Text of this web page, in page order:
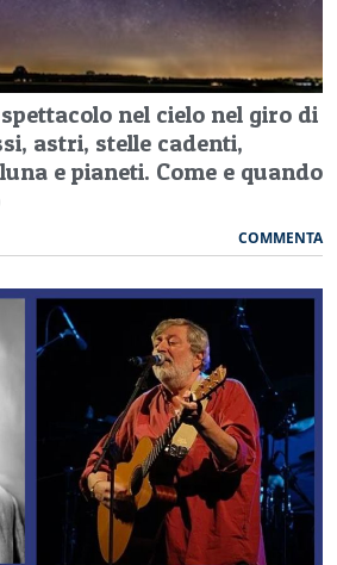
nel cielo nel giro di
astri, stelle cadenti,
e pianeti. Come e quando
COMMENTA